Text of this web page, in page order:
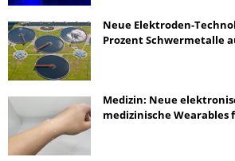
Neue Elektroden-
Prozent Schwermetalle
Medizin: Neue
medizinische